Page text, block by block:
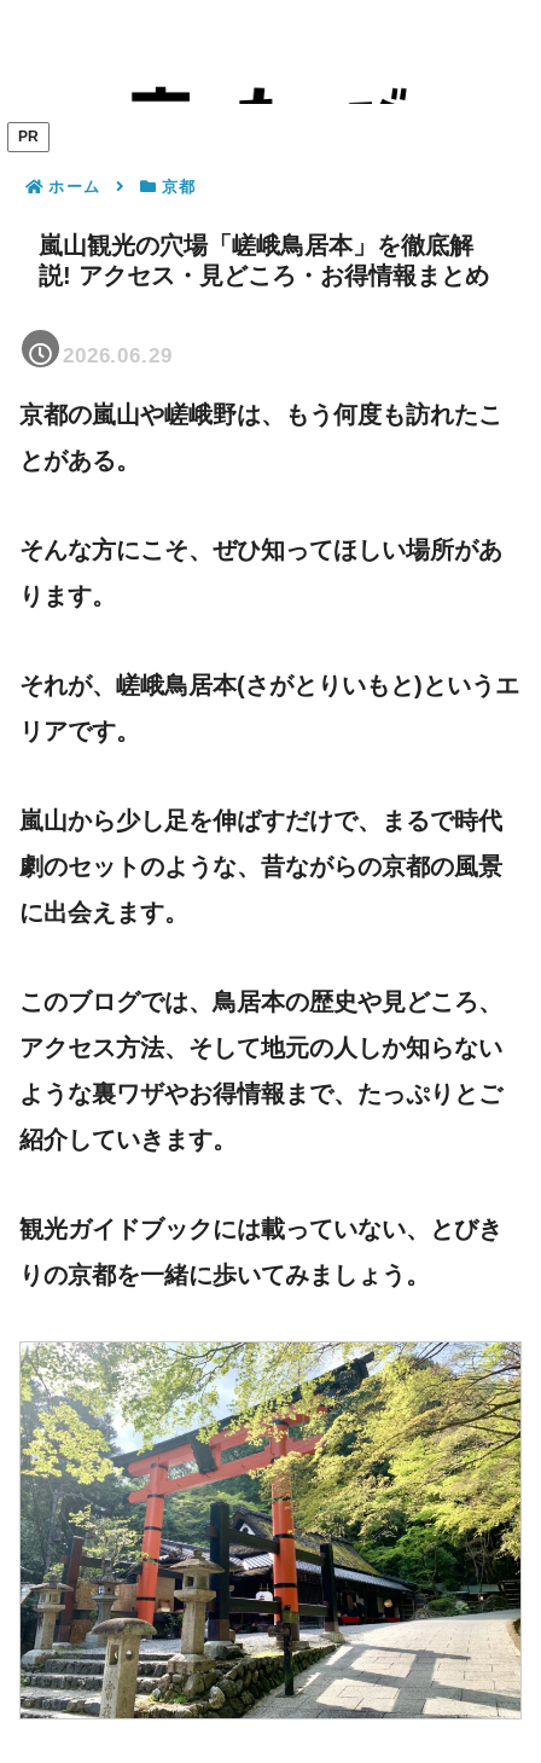
PR
ホーム 京都
嵐山観光の穴場「嵯峨鳥居本」を徹底解
説! アクセス・見どころ・お得情報まとめ
2026.06.29
京都の嵐山や嵯峨野は、もう何度も訪れたこ
とがある。
そんな方にこそ、ぜひ知ってほしい場所があ
ります。
それが、嵯峨鳥居本(さがとりいもと)というエ
リアです。
嵐山から少し足を伸ばすだけで、まるで時代
劇のセットのような、昔ながらの京都の風景
に出会えます。
このブログでは、鳥居本の歴史や見どころ、
アクセス方法、そして地元の人しか知らない
ような裏ワザやお得情報まで、たっぷりとご
紹介していきます。
観光ガイドブックには載っていない、とびき
りの京都を一緒に歩いてみましょう。